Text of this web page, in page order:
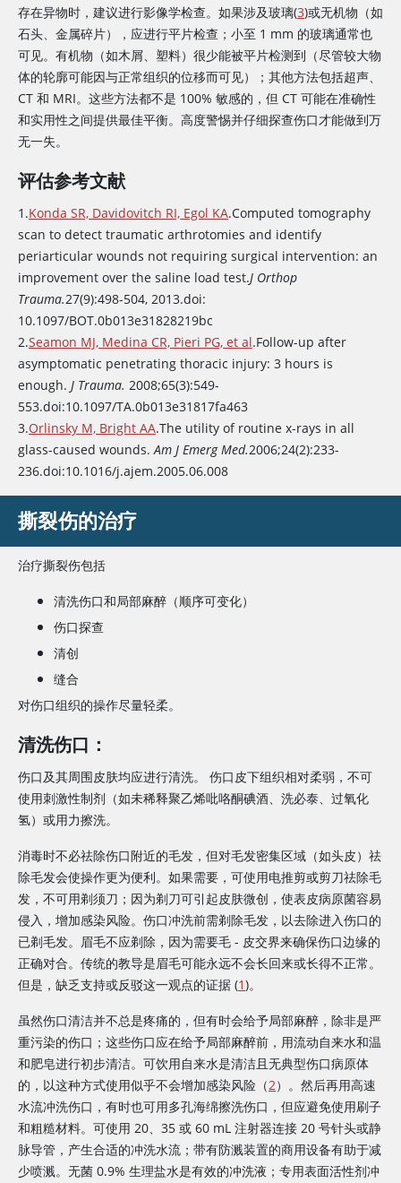
存在异物时，建议进行影像学检查。如果涉及玻璃(3)或无机物（如
石头、金属碎片），应进行平片检查；小至 1 mm 的玻璃通常也
可见。有机物（如木屑、塑料）很少能被平片检测到（尽管较大物
体的轮廓可能因与正常组织的位移而可见）；其他方法包括超声、
CT 和 MRI。这些方法都不是 100% 敏感的，但 CT 可能在准确性
和实用性之间提供最佳平衡。高度警惕并仔细探查伤口才能做到万
无一失。
评估参考文献
1.Konda SR, Davidovitch RI, Egol KA.Computed tomography
scan to detect traumatic arthrotomies and identify
periarticular wounds not requiring surgical intervention: an
improvement over the saline load test.J Orthop
Trauma.27(9):498-504, 2013.doi:
10.1097/BOT.0b013e31828219bc
2.Seamon MJ, Medina CR, Pieri PG, et al.Follow-up after
asymptomatic penetrating thoracic injury: 3 hours is
enough. J Trauma. 2008;65(3):549-
553.doi:10.1097/TA.0b013e31817fa463
3.Orlinsky M, Bright AA.The utility of routine x-rays in all
glass-caused wounds.Am J Emerg Med.2006;24(2):233-
236.doi:10.1016/j.ajem.2005.06.008
撕裂伤的治疗
治疗撕裂伤包括
清洗伤口和局部麻醉（顺序可变化）
伤口探查
清创
缝合
对伤口组织的操作尽量轻柔。
清洗伤口：
伤口及其周围皮肤均应进行清洗。 伤口皮下组织相对柔弱，不可
使用刺激性制剂（如未稀释聚乙烯吡咯酮碘酒、洗必泰、过氧化
氢）或用力擦洗。
消毒时不必祛除伤口附近的毛发，但对毛发密集区域（如头皮）祛
除毛发会使操作更为便利。如果需要，可使用电推剪或剪刀祛除毛
发，不可用剃须刀；因为剃刀可引起皮肤微创，使表皮病原菌容易
侵入，增加感染风险。伤口冲洗前需剃除毛发，以去除进入伤口的
已剃毛发。眉毛不应剃除，因为需要毛 - 皮交界来确保伤口边缘的
正确对合。传统的教导是眉毛可能永远不会长回来或长得不正常。
但是，缺乏支持或反驳这一观点的证据 (1)。
虽然伤口清洁并不总是疼痛的，但有时会给予局部麻醉，除非是严
重污染的伤口；这些伤口应在给予局部麻醉前，用流动自来水和温
和肥皂进行初步清洁。可饮用自来水是清洁且无典型伤口病原体
的，以这种方式使用似乎不会增加感染风险（2）。然后再用高速
水流冲洗伤口，有时也可用多孔海绵擦洗伤口，但应避免使用刷子
和粗糙材料。可使用 20、35 或 60 mL 注射器连接 20 号针头或静
脉导管，产生合适的冲洗水流；带有防溅装置的商用设备有助于减
少喷溅。无菌 0.9% 生理盐水是有效的冲洗液；专用表面活性剂冲